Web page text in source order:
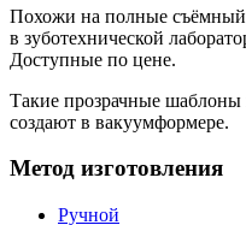
Похожи на полные съёмный
в зуботехнической
Доступные по цене.
Такие прозрачные
создают в вакуумформере.
Метод изготовления
Ручной